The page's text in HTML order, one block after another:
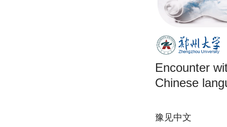
Encounter
Chinese
豫见中文